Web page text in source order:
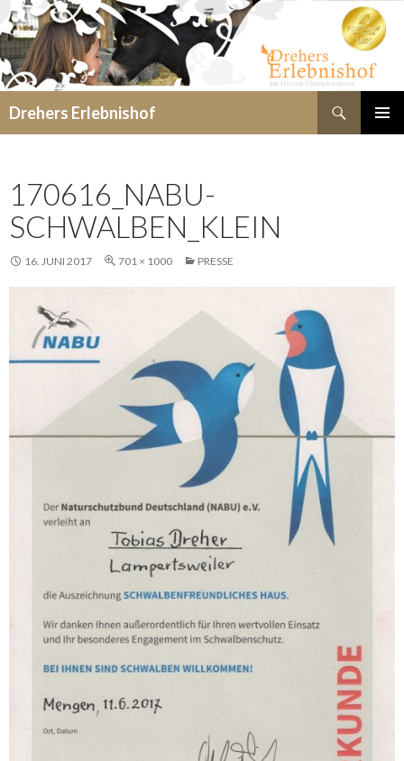
Drehers Erlebnishof
170616_NABU-
SCHWALBEN_KLEIN
16. JUNI 2017 701 × 1000 PRESSE